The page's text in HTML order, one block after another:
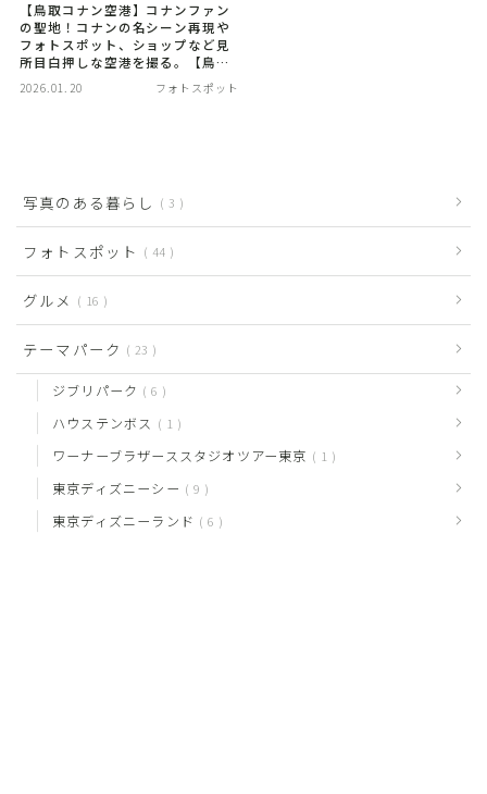
【鳥取コナン空港】コナンファン
の聖地！コナンの名シーン再現や
フォトスポット、ショップなど見
所目白押しな空港を撮る。【鳥取
県】
2026.01.20 フォトスポット
写真のある暮らし 3
フォトスポット 44
グルメ 16
テーマパーク 23
ジブリパーク 6
ハウステンボス 1
ワーナーブラザーススタジオツアー東京 1
東京ディズニーシー 9
東京ディズニーランド 6